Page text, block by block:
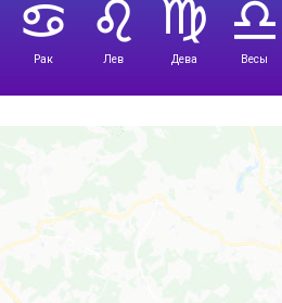
Рак Лев Дева Весы